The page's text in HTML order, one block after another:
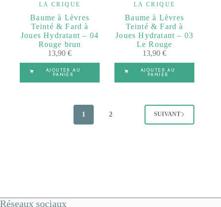
LA CRIQUE
Baume à Lèvres
Teinté & Fard à
Joues Hydratant – 04
Rouge brun
13,90€
AJOUTER AU
PANIER
LA CRIQUE
Baume à Lèvres
Teinté & Fard à
Joues Hydratant – 03
Le Rouge
13,90€
AJOUTER AU
PANIER
1 2 SUIVANT
Réseaux sociaux